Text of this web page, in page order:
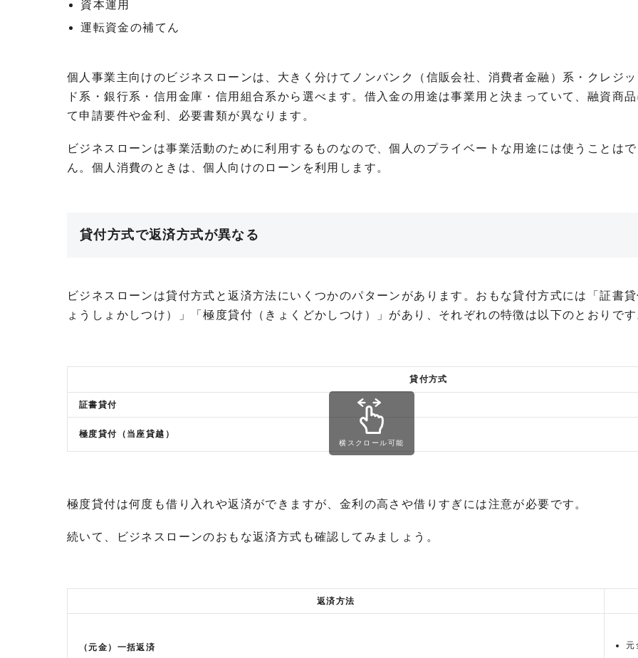
資本運用
運転資金の補てん
個人事業主向けのビジネスローンは、大きく分けてノンバンク（信販会社、消費者金融）系・クレジ
ド系・銀行系・信用金庫・信用組合系から選べます。借入金の用途は事業用と決まっていて、融資商
て申請要件や金利、必要書類が異なります。
ビジネスローンは事業活動のために利用するものなので、個人のプライベートな用途には使うことは
ん。個人消費のときは、個人向けのローンを利用します。
貸付方式で返済方式が異なる
ビジネスローンは貸付方式と返済方法にいくつかのパターンがあります。おもな貸付方式には「証書
ょうしょかしつけ）」「極度貸付（きょくどかしつけ）」があり、それぞれの特徴は以下のとおりで
貸付方式
証書貸付
極度貸付（当座貸越）
横スクロール可能
極度貸付は何度も借り入れや返済ができますが、金利の高さや借りすぎには注意が必要です。
続いて、ビジネスローンのおもな返済方式も確認してみましょう。
返済方法
（元金）一括返済 元